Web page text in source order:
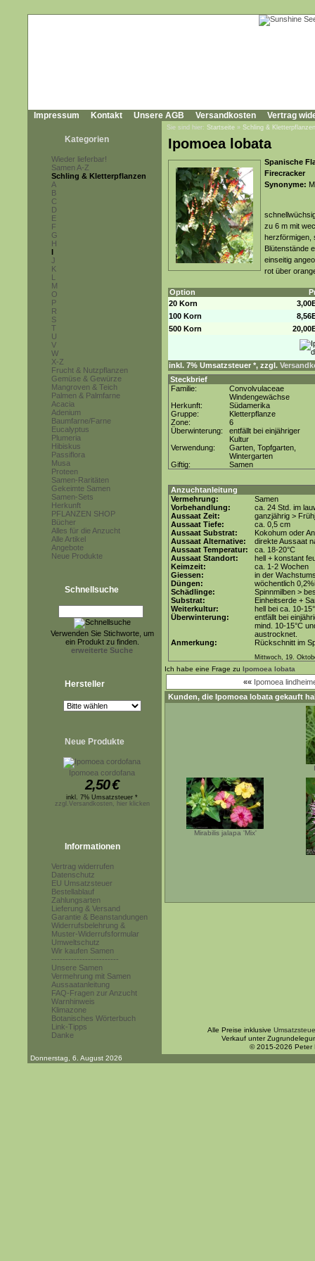
Impressum Kontakt Unsere AGB Versandkosten Vertrag
Kategorien
Wieder lieferbar!
Samen A-Z
Schling & Kletterpflanzen
A
B
C
D
E
F
G
H
I
J
K
L
M
O
P
R
S
T
U
V
W
X-Z
Frucht & Nutzpflanzen
Gemüse & Gewürze
Mangroven & Teich
Palmen & Palmfarne
Acacia
Adenium
Baumfarne/Farne
Eucalyptus
Plumeria
Hibiskus
Passiflora
Musa
Proteen
Samen-Raritäten
Gekeimte Samen
Samen-Sets
Herkunft
PFLANZEN SHOP
Bücher
Alles für die Anzucht
Alle Artikel
Angebote
Neue Produkte
Schnellsuche
Verwenden Sie Stichworte, um
ein Produkt zu finden.
erweiterte Suche
Hersteller
Neue Produkte
Ipomoea cordofana
2,50€
inkl. 7% Umsatzsteuer *
zzgl.Versandkosten, hier klicken
Informationen
Vertrag widerrufen
Datenschutz
EU Umsatzsteuer
Bestellablauf
Zahlungsarten
Lieferung & Versand
Garantie & Beanstandungen
Widerrufsbelehrung &
Muster-Widerrufsformular
Umweltschutz
Wir kaufen Samen
------------------------
Unsere Samen
Vermehrung mit Samen
Aussaatanleitung
FAQ-Fragen zur Anzucht
Warnhinweis
Klimazone
Botanisches Wörterbuch
Link-Tipps
Danke
Sie sind hier: Startseite » Schling & Kletterpflanzen
Ipomoea lobata
Spanische
Firecracker
Synonyme:
zu 6 m mit
herzförmigen,
Blütenstände
einseitig
rot über
Option
20 Korn
100 Korn
500 Korn
inkl. 7% Umsatzsteuer *, zzgl.
Steckbrief
Familie:
Convolvulaceae
Windengewächse
Herkunft:
Südamerika
Gruppe:
Kletterpflanze
Zone:
6
Überwinterung:
entfällt bei einjähriger
Kultur
Verwendung:
Garten, Topfgarten,
Wintergarten
Giftig:
Samen
Anzuchtanleitung
Vermehrung:
Samen
Vorbehandlung:
ca. 24 Std. im
Aussaat Zeit:
ganzjährig >
Aussaat Tiefe:
ca. 0,5 cm
Aussaat Substrat:
Kokohum oder
Aussaat Alternative:
direkte Aussaat
Aussaat Temperatur:
ca. 18-20°C
Aussaat Standort:
hell + konstant
Keimzeit:
ca. 1-2 Wochen
Giessen:
in der
Düngen:
wöchentlich
Schädlinge:
Spinnmilben >
Substrat:
Einheitserde +
Weiterkultur:
hell bei ca. 10-
Überwinterung:
entfällt bei
mind. 10-15°C
austrocknet.
Anmerkung:
Rückschnitt im
Mittwoch, 19.
Ich habe eine Frage zu Ipomoea lobata
«« Ipomoea
Kunden, die Ipomoea lobata gekauft
Mirabilis jalapa 'Mix'
Alle Preise inklusive
Verkauf unter
© 2015-2026 Peter
Donnerstag, 6. August 2026